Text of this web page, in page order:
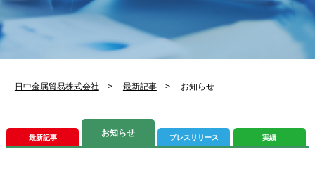
日中金属貿易株式会社 > 最新記事> お知らせ
最新記事 お知らせ プレスリリース 実績